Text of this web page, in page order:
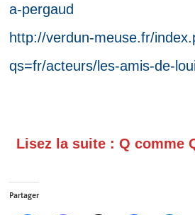
a-pergaud
http://verdun-meuse.fr/
qs=fr/acteurs/les-amis-de-
Lisez la suite : Q comme
Partager